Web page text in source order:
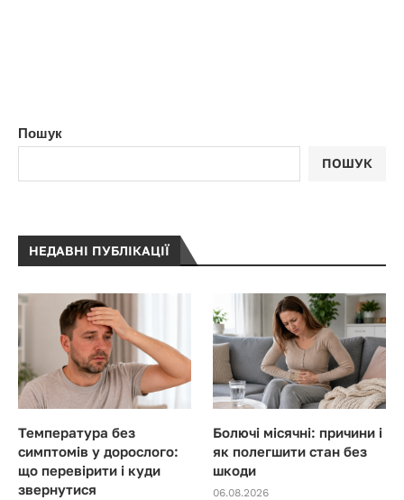
Пошук
ПОШУК
НЕДАВНІ ПУБЛІКАЦІЇ
Температура без
симптомів у дорослого:
що перевірити і куди
звернутися
Болючі місячні: причини і
як полегшити стан без
шкоди
06.08.2026